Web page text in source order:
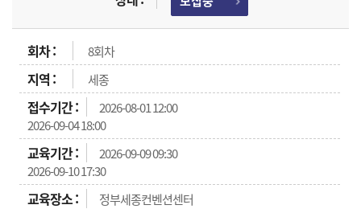
8회차
세종
2026-08-01 12:00
2026-09-04 18:00
2026-09-09 09:30
2026-09-10 17:30
정부세종컨벤션센터